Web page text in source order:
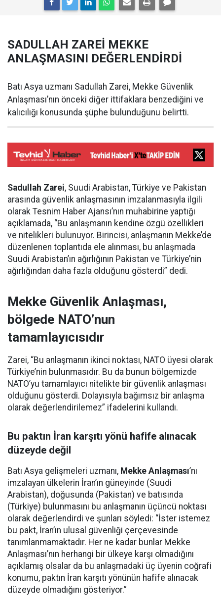
SADULLAH ZAREİ MEKKE
ANLAŞMASINI DEĞERLENDİRDİ
Batı Asya uzmanı Sadullah Zarei, Mekke Güvenlik
Anlaşması’nın önceki diğer ittifaklara benzediğini ve
kalıcılığı konusunda şüphe bulunduğunu belirtti.
Sadullah Zarei, Suudi Arabistan, Türkiye ve Pakistan
arasında güvenlik anlaşmasının imzalanmasıyla ilgili
olarak Tesnim Haber Ajansı’nın muhabirine yaptığı
açıklamada, “Bu anlaşmanın kendine özgü özellikleri
ve nitelikleri bulunuyor. Birincisi, anlaşmanın Mekke’de
düzenlenen toplantıda ele alınması, bu anlaşmada
Suudi Arabistan’ın ağırlığının Pakistan ve Türkiye’nin
ağırlığından daha fazla olduğunu gösterdi” dedi.
Mekke Güvenlik Anlaşması,
bölgede NATO’nun
tamamlayıcısıdır
Zarei, “Bu anlaşmanın ikinci noktası, NATO üyesi olarak
Türkiye’nin bulunmasıdır. Bu da bunun bölgemizde
NATO’yu tamamlayıcı nitelikte bir güvenlik anlaşması
olduğunu gösterdi. Dolayısıyla bağımsız bir anlaşma
olarak değerlendirilemez” ifadelerini kullandı.
Bu paktın İran karşıtı yönü hafife alınacak
düzeyde değil
Batı Asya gelişmeleri uzmanı, Mekke Anlaşması’nı
imzalayan ülkelerin İran’ın güneyinde (Suudi
Arabistan), doğusunda (Pakistan) ve batısında
(Türkiye) bulunmasını bu anlaşmanın üçüncü noktası
olarak değerlendirdi ve şunları söyledi: “İster istemez
bu pakt, İran’ın ulusal güvenliği çerçevesinde
tanımlanmamaktadır. Her ne kadar bunlar Mekke
Anlaşması’nın herhangi bir ülkeye karşı olmadığını
açıklamış olsalar da bu anlaşmadaki üç üyenin coğrafi
konumu, paktın İran karşıtı yönünün hafife alınacak
düzeyde olmadığını gösteriyor.”